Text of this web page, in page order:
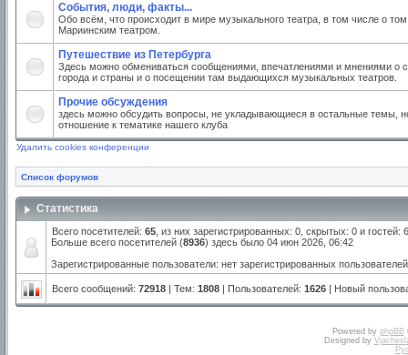
События, люди, факты...
Обо всём, что происходит в мире музыкального театра, в том числе о
Мариинским театром.
Путешествие из Петербурга
Здесь можно обмениваться сообщениями, впечатлениями и мнениями о
города и страны и о посещении там выдающихся музыкальных театров.
Прочие обсуждения
здесь можно обсудить вопросы, не укладывающиеся в остальные темы,
отношение к тематике нашего клуба
Удалить cookies конференции
Список форумов
Статистика
Всего посетителей: 65 , из них зарегистрированных: 0, скрытых: 0 и
Больше всего посетителей (8936) здесь было 04 июн 2026, 06:42
Зарегистрированные пользователи: нет зарегистрированных пользователей
Всего сообщений: 72918 | Тем: 1808 | Пользователей: 1626 | Новый
Powered by phpBB
Designed by